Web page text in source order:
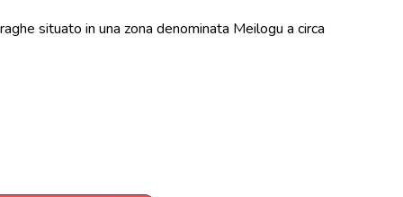
situato in una zona denominata Meilogu a circa